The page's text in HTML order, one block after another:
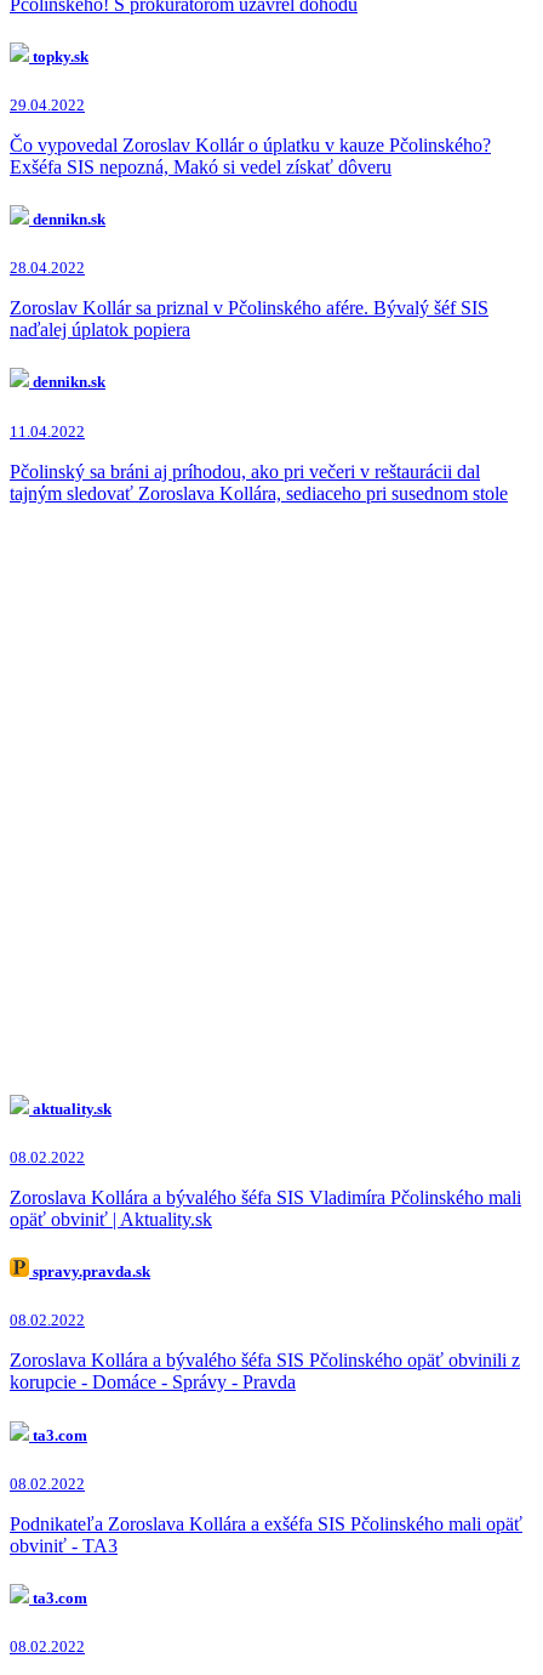
topky.sk
29.04.2022
Čo vypovedal Zoroslav Kollár o úplatku v kauze Pčolinského?
Exšéfa SIS nepozná, Makó si vedel získať dôveru
dennikn.sk
28.04.2022
Zoroslav Kollár sa priznal v Pčolinského afére. Bývalý šéf SIS
naďalej úplatok popiera
dennikn.sk
11.04.2022
Pčolinský sa bráni aj príhodou, ako pri večeri v reštaurácii dal
tajným sledovať Zoroslava Kollára, sediaceho pri susednom stole
aktuality.sk
08.02.2022
Zoroslava Kollára a bývalého šéfa SIS Vladimíra Pčolinského mali
opäť obviniť | Aktuality.sk
spravy.pravda.sk
08.02.2022
Zoroslava Kollára a bývalého šéfa SIS Pčolinského opäť obvinili z
korupcie - Domáce - Správy - Pravda
ta3.com
08.02.2022
Podnikateľa Zoroslava Kollára a exšéfa SIS Pčolinského mali opäť
obviniť - TA3
ta3.com
08.02.2022